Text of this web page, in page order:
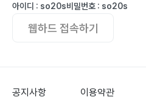
아이디 : so20s비밀번호 : so20s
웹하드 접속하기
공지사항
이용약관